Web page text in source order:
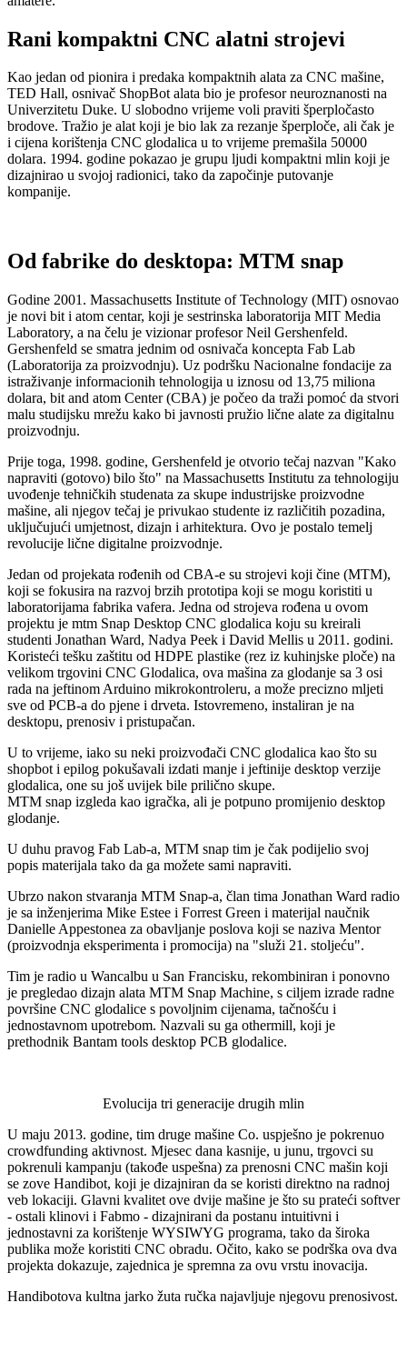
Rani kompaktni CNC alatni strojevi
Kao jedan od pionira i predaka kompaktnih alata za CNC mašine,
TED Hall, osnivač ShopBot alata bio je profesor neuroznanosti na
Univerzitetu Duke. U slobodno vrijeme voli praviti šperpločasto
brodove. Tražio je alat koji je bio lak za rezanje šperploče, ali čak je
i cijena korištenja CNC glodalica u to vrijeme premašila 50000
dolara. 1994. godine pokazao je grupu ljudi kompaktni mlin koji je
dizajnirao u svojoj radionici, tako da započinje putovanje
kompanije.
Od fabrike do desktopa: MTM snap
Godine 2001. Massachusetts Institute of Technology (MIT) osnovao
je novi bit i atom centar, koji je sestrinska laboratorija MIT Media
Laboratory, a na čelu je vizionar profesor Neil Gershenfeld.
Gershenfeld se smatra jednim od osnivača koncepta Fab Lab
(Laboratorija za proizvodnju). Uz podršku Nacionalne fondacije za
istraživanje informacionih tehnologija u iznosu od 13,75 miliona
dolara, bit and atom Center (CBA) je počeo da traži pomoć da stvori
malu studijsku mrežu kako bi javnosti pružio lične alate za digitalnu
proizvodnju.
Prije toga, 1998. godine, Gershenfeld je otvorio tečaj nazvan "Kako
napraviti (gotovo) bilo što" na Massachusetts Institutu za tehnologiju
uvođenje tehničkih studenata za skupe industrijske proizvodne
mašine, ali njegov tečaj je privukao studente iz različitih pozadina,
uključujući umjetnost, dizajn i arhitektura. Ovo je postalo temelj
revolucije lične digitalne proizvodnje.
Jedan od projekata rođenih od CBA-e su strojevi koji čine (MTM),
koji se fokusira na razvoj brzih prototipa koji se mogu koristiti u
laboratorijama fabrika vafera. Jedna od strojeva rođena u ovom
projektu je mtm Snap Desktop CNC glodalica koju su kreirali
studenti Jonathan Ward, Nadya Peek i David Mellis u 2011. godini.
Koristeći tešku zaštitu od HDPE plastike (rez iz kuhinjske ploče) na
velikom trgovini CNC Glodalica, ova mašina za glodanje sa 3 osi
rada na jeftinom Arduino mikrokontroleru, a može precizno mljeti
sve od PCB-a do pjene i drveta. Istovremeno, instaliran je na
desktopu, prenosiv i pristupačan.
U to vrijeme, iako su neki proizvođači CNC glodalica kao što su
shopbot i epilog pokušavali izdati manje i jeftinije desktop verzije
glodalica, one su još uvijek bile prilično skupe.
MTM snap izgleda kao igračka, ali je potpuno promijenio desktop
glodanje.
U duhu pravog Fab Lab-a, MTM snap tim je čak podijelio svoj
popis materijala tako da ga možete sami napraviti.
Ubrzo nakon stvaranja MTM Snap-a, član tima Jonathan Ward radio
je sa inženjerima Mike Estee i Forrest Green i materijal naučnik
Danielle Appestonea za obavljanje poslova koji se naziva Mentor
(proizvodnja eksperimenta i promocija) na "služi 21. stoljeću".
Tim je radio u Wancalbu u San Francisku, rekombiniran i ponovno
je pregledao dizajn alata MTM Snap Machine, s ciljem izrade radne
površine CNC glodalice s povoljnim cijenama, tačnošću i
jednostavnom upotrebom. Nazvali su ga othermill, koji je
prethodnik Bantam tools desktop PCB glodalice.
Evolucija tri generacije drugih mlin
U maju 2013. godine, tim druge mašine Co. uspješno je pokrenuo
crowdfunding aktivnost. Mjesec dana kasnije, u junu, trgovci su
pokrenuli kampanju (takođe uspešna) za prenosni CNC mašin koji
se zove Handibot, koji je dizajniran da se koristi direktno na radnoj
veb lokaciji. Glavni kvalitet ove dvije mašine je što su prateći softver
- ostali klinovi i Fabmo - dizajnirani da postanu intuitivni i
jednostavni za korištenje WYSIWYG programa, tako da široka
publika može koristiti CNC obradu. Očito, kako se podrška ova dva
projekta dokazuje, zajednica je spremna za ovu vrstu inovacija.
Handibotova kultna jarko žuta ručka najavljuje njegovu prenosivost.